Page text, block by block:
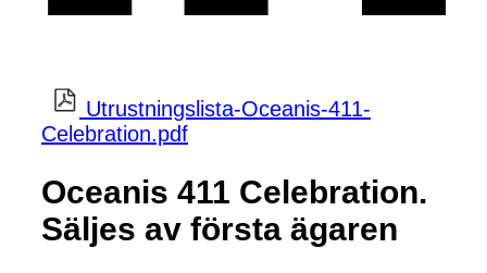
Utrustningslista-Oceanis-411-
Celebration.pdf
Oceanis 411 Celebration.
Säljes av första ägaren